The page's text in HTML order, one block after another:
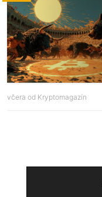
včera od Kryptomagazín